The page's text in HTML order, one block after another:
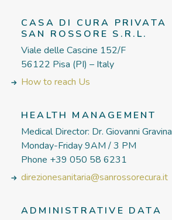
CASA DI CURA PRIVATA
SAN ROSSORE S.R.L.
Viale delle Cascine 152/F
56122 Pisa (PI) – Italy
How to reach Us
HEALTH MANAGEMENT
Medical Director: Dr. Giovanni Gravina
Monday-Friday 9AM / 3 PM
Phone +39 050 58 6231
direzionesanitaria@sanrossorecura.it
ADMINISTRATIVE DATA